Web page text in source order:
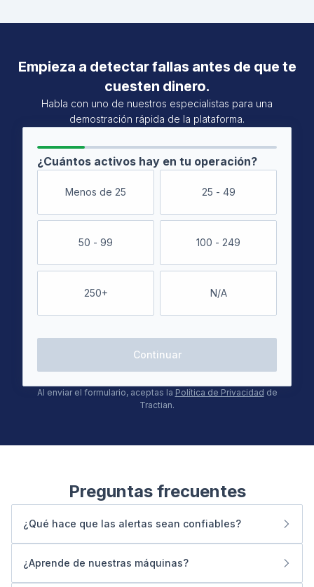
Empieza a detectar fallas antes de que te
cuesten dinero.
Habla con uno de nuestros especialistas para una
demostración rápida de la plataforma.
¿Cuántos activos hay en tu operación?
Menos de 25 25 - 49
50 - 99 100 - 249
250+ N/A
Continuar
Al enviar el formulario, aceptas la Política de Privacidad de
Tractian.
Preguntas frecuentes
¿Qué hace que las alertas sean confiables?
probable y los pasos siguientes.
¿Aprende de nuestras máquinas?